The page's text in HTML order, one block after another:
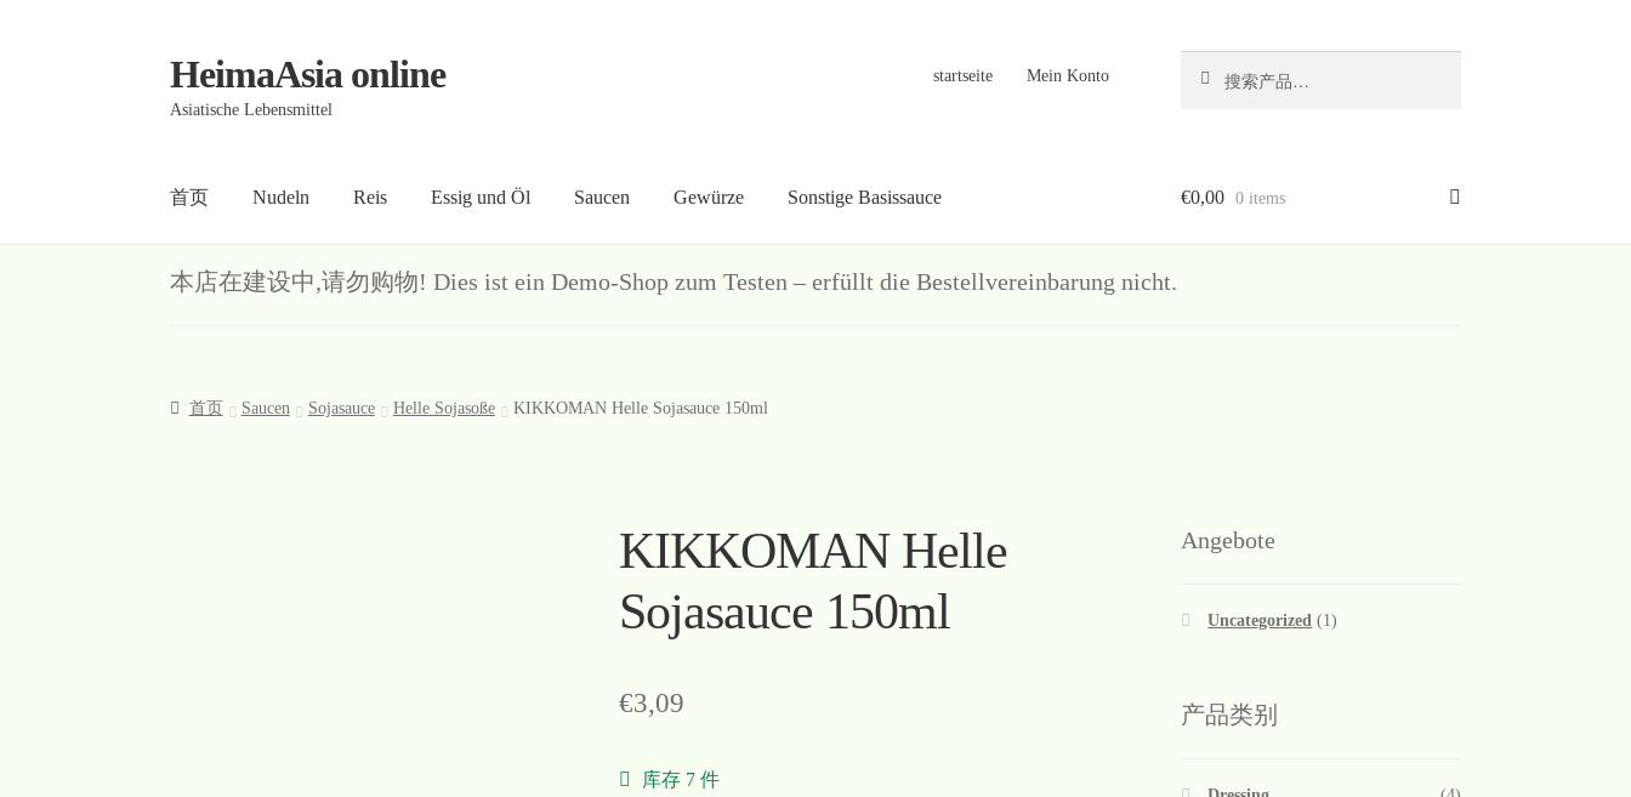
Skip
Skip
HeimaAsia online
Asiatische Lebensmittel
startseite Mein Konto
索：
首页 Nudeln Reis Essig und Öl Saucen Gewürze Sonstige Basissauce
首页About AGB Contact Datenschutz Kasse Mein Konto Warenkorb Welcome Widerrufsformular 关于 联系
€0,00 0 items
本店在建设中,请勿购物! Dies ist ein Demo-Shop zum Testen – erfüllt die Bestellvereinbarung nicht.
首页 Saucen Sojasauce Helle Sojasoße KIKKOMAN Helle Sojasauce 150ml
KIKKOMAN Helle
Sojasauce 150ml
€3,09
库存 7 件
Angebote
Uncategorized (1)
产品类别